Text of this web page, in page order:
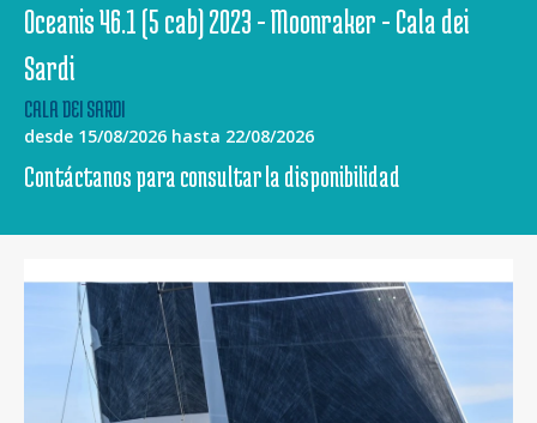
Oceanis 46.1 (5 cab) 2023 - Moonraker - Cala dei
Sardi
CALA DEI SARDI
desde 15/08/2026 hasta 22/08/2026
Contáctanos para consultar la disponibilidad